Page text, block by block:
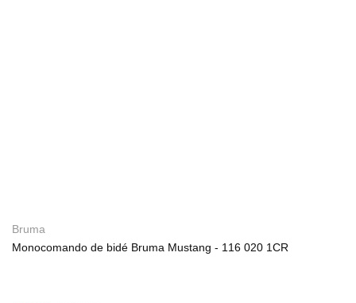
Bruma
Monocomando de bidé Bruma Mustang - 116 020 1CR